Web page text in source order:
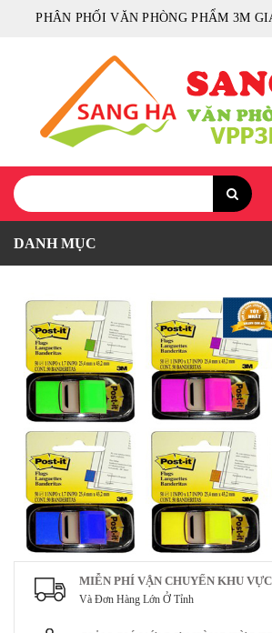
PHÂN PHỐI VĂN PHÒNG PHẨM 3M
DANH MỤC
MIỄN PHÍ VẬN CHUYỂN KHU
Và Đơn Hàng Lớn Ở Tỉnh